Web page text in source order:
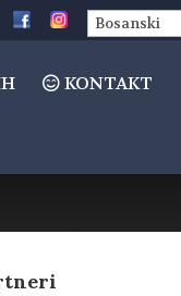
KONTAKT